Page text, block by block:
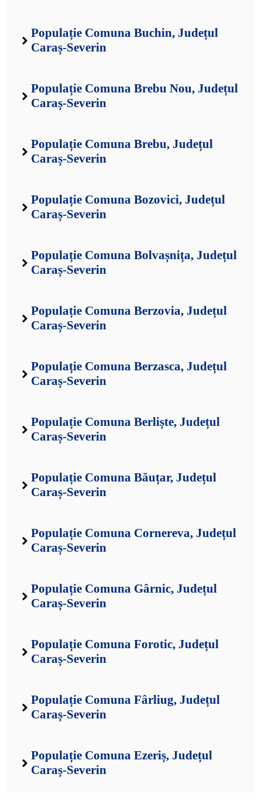
Populație Comuna Buchin, Județul
Caraș-Severin
Populație Comuna Brebu Nou, Județul
Caraș-Severin
Populație Comuna Brebu, Județul
Caraș-Severin
Populație Comuna Bozovici, Județul
Caraș-Severin
Populație Comuna Bolvașnița, Județul
Caraș-Severin
Populație Comuna Berzovia, Județul
Caraș-Severin
Populație Comuna Berzasca, Județul
Caraș-Severin
Populație Comuna Berliște, Județul
Caraș-Severin
Populație Comuna Băuțar, Județul
Caraș-Severin
Populație Comuna Cornereva, Județul
Caraș-Severin
Populație Comuna Gârnic, Județul
Caraș-Severin
Populație Comuna Forotic, Județul
Caraș-Severin
Populație Comuna Fârliug, Județul
Caraș-Severin
Populație Comuna Ezeriș, Județul
Caraș-Severin